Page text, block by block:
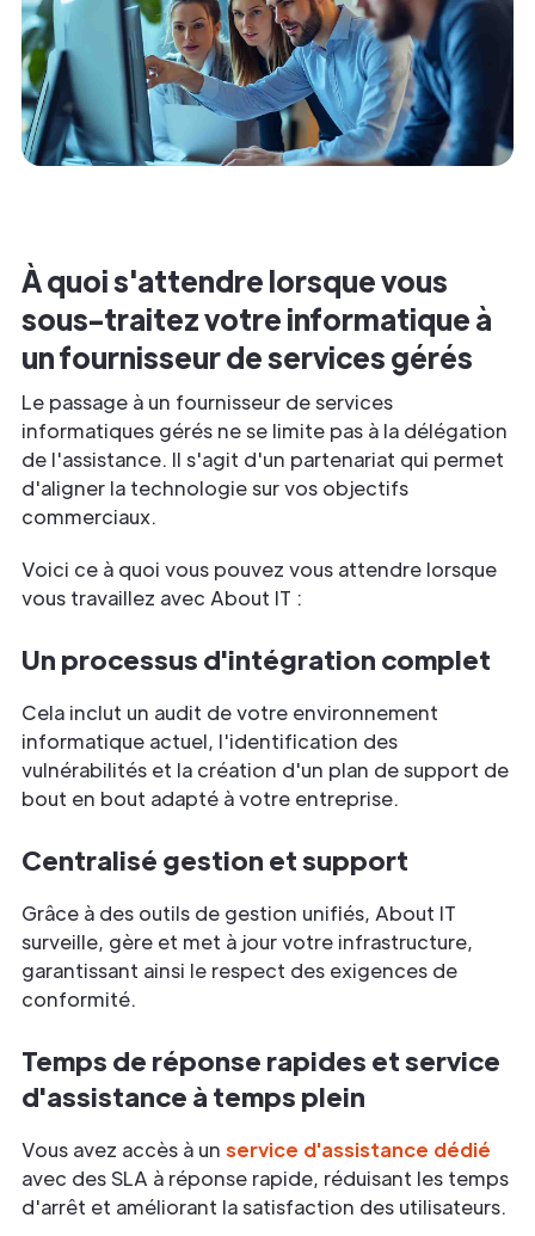
À quoi s'attendre lorsque vous
sous-traitez votre informatique à
un fournisseur de services gérés
Le passage à un fournisseur de services
informatiques gérés ne se limite pas à la délégation
de l'assistance. Il s'agit d'un partenariat qui permet
d'aligner la technologie sur vos objectifs
commerciaux.
Voici ce à quoi vous pouvez vous attendre lorsque
vous travaillez avec About IT :
Un processus d'intégration complet
Cela inclut un audit de votre environnement
informatique actuel, l'identification des
vulnérabilités et la création d'un plan de support de
bout en bout adapté à votre entreprise.
Centralisé gestion et support
Grâce à des outils de gestion unifiés, About IT
surveille, gère et met à jour votre infrastructure,
garantissant ainsi le respect des exigences de
conformité.
Temps de réponse rapides et service
d'assistance à temps plein
Vous avez accès à un service d'assistance dédié
avec des SLA à réponse rapide, réduisant les temps
d'arrêt et améliorant la satisfaction des utilisateurs.